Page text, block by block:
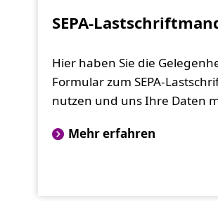
SEPA-
Hier haben Sie die
Formular zum SEPA-
nutzen und uns Ihre Daten
Mehr erfahren